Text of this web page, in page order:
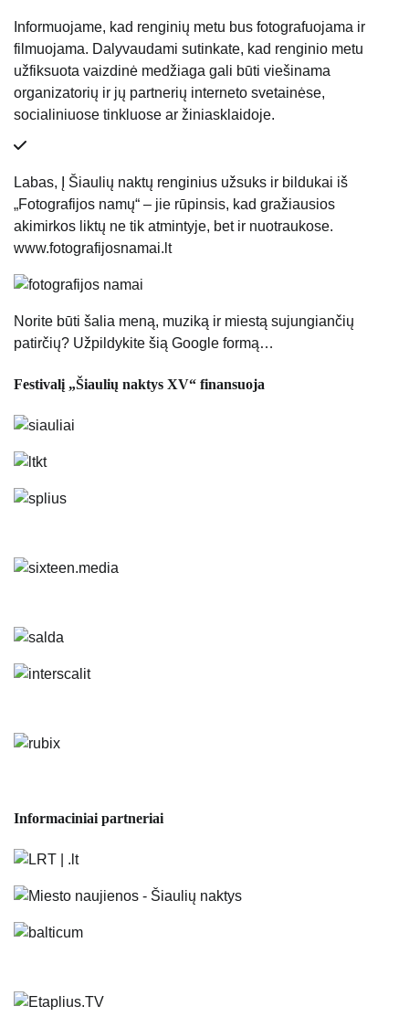
Informuojame, kad renginių metu bus fotografuojama ir
filmuojama. Dalyvaudami sutinkate, kad renginio metu
užfiksuota vaizdinė medžiaga gali būti viešinama
organizatorių ir jų partnerių interneto svetainėse,
socialiniuose tinkluose ar žiniasklaidoje.
Labas, Į Šiaulių naktų renginius užsuks ir bildukai iš
„Fotografijos namų“ – jie rūpinsis, kad gražiausios
akimirkos liktų ne tik atmintyje, bet ir nuotraukose.
www.fotografijosnamai.lt
Norite būti šalia meną, muziką ir miestą sujungiančių
patirčių? Užpildykite šią Google formą…
Festivalį „Šiaulių naktys XV“ finansuoja
Informaciniai partneriai